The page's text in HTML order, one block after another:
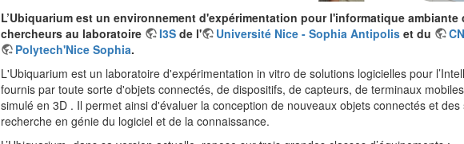
L’Ubiquarium est un environnement d'expérimentation pour l'informatique
chercheurs au laboratoire
I3S de l' Université Nice - Sophia Antipolis et du
Polytech'Nice Sophia.
L'Ubiquarium est un laboratoire d'expérimentation in vitro de solutions logicielles pour
fournis par toute sorte d'objets connectés, de dispositifs, de capteurs, de terminaux
simulé en 3D . Il permet ainsi d'évaluer la conception de nouveaux objets connectés et
recherche en génie du logiciel et de la connaissance.